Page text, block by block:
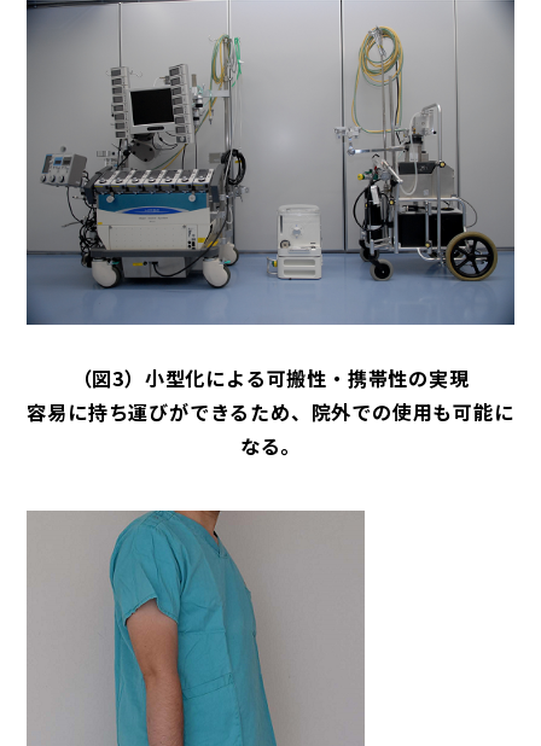
（図3）小型化による可搬性・携帯性の実現
容易に持ち運びができるため、院外での使用も可能に
なる。